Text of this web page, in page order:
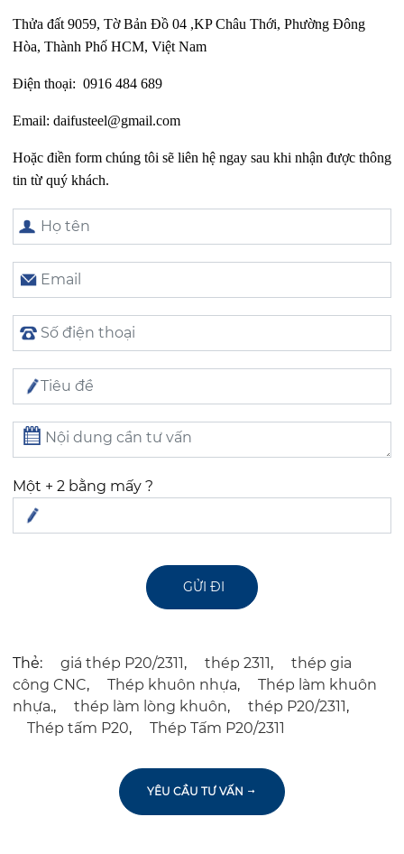
Thửa đất 9059, Tờ Bản Đồ 04 ,KP Châu Thới, Phường Đông
Hòa, Thành Phố HCM, Việt Nam
Điện thoại: 0916 484 689
Email: daifusteel@gmail.com
Hoặc điền form chúng tôi sẽ liên hệ ngay sau khi nhận được thông
tin từ quý khách.
Một + 2 bằng mấy ?
Thẻ: giá thép P20/2311, thép 2311,
thép gia
công CNC, Thép khuôn nhựa,
Thép làm khuôn
nhựa., thép làm lòng khuôn, thép P20/2311,
Thép tấm P20, Thép Tấm P20/2311
YÊU CẦU TƯ VẤN